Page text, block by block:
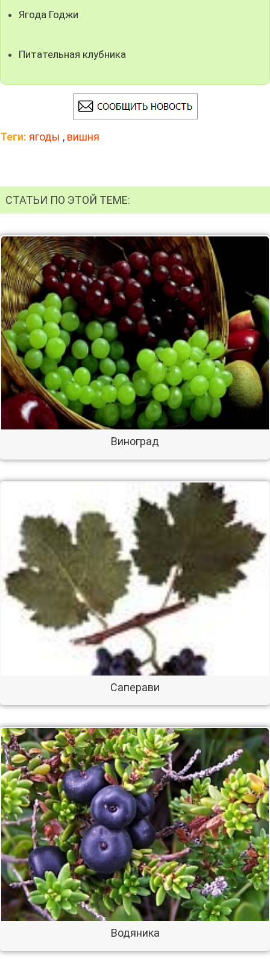
Ягода Годжи
Питательная клубника
Теги: ягоды , вишня
СТАТЬИ ПО ЭТОЙ ТЕМЕ:
Виноград
Саперави
Водяника